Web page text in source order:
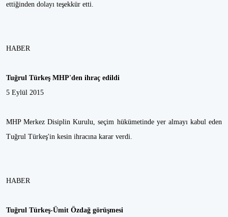
ettiğinden dolayı teşekkür etti.
HABER
Tuğrul Türkeş MHP'den ihraç edildi
5 Eylül 2015
MHP Merkez Disiplin Kurulu, seçim hükümetinde yer almayı kabul eden
Tuğrul Türkeş'in kesin ihracına karar verdi.
HABER
Tuğrul Türkeş-Ümit Özdağ görüşmesi